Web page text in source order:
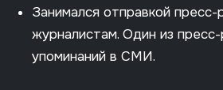
Занимался отправкой пресс-
журналистам. Один из
упоминаний в СМИ.